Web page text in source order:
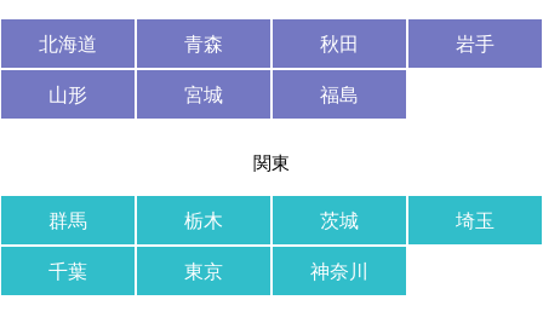
北海道 青森 秋田
岩手
山形
宮城 福島
関東
群馬 栃木 茨城
埼玉
千葉
東京 神奈川